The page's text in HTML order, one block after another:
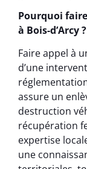
Pourquoi
à Bois-d’Arcy ?
Faire appel à
d’une
assure un
destruction
récupération
expertise
une